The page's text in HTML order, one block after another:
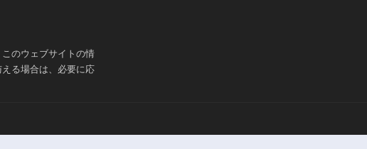
のウェブサイトの情
る場合は、必要に応